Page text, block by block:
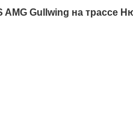
AMG Gullwing на трассе